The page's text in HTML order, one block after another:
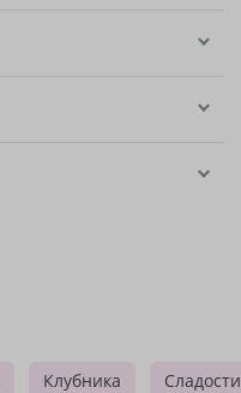
Клубника Сладости